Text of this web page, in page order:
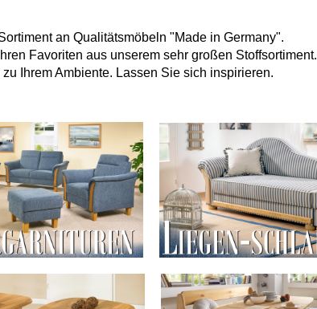
an Qualitätsmöbeln "Made in Germany".
Favoriten aus unserem sehr großen Stoffsortiment.
Ihrem Ambiente. Lassen Sie sich inspirieren.